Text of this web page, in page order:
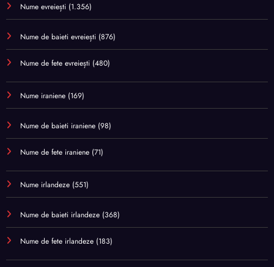
Nume evreiești (1.356)
Nume de baieti evreiești (876)
Nume de fete evreiești (480)
Nume iraniene (169)
Nume de baieti iraniene (98)
Nume de fete iraniene (71)
Nume irlandeze (551)
Nume de baieti irlandeze (368)
Nume de fete irlandeze (183)